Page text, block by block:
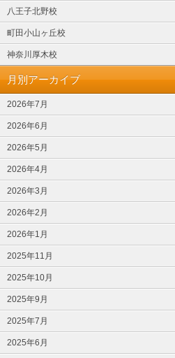
八王子北野校
町田小山ヶ丘校
神奈川厚木校
月別アーカイブ
2026年7月
2026年6月
2026年5月
2026年4月
2026年3月
2026年2月
2026年1月
2025年11月
2025年10月
2025年9月
2025年7月
2025年6月